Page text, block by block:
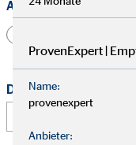
Anrede
Dein vollständiger
ProvenExpert |
Name:
provenexpert
Anbieter: